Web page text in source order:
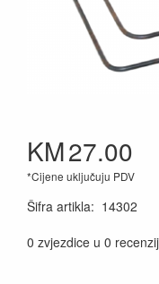
KM27.00
*Cijene uključuju PDV
Šifra artikla: 14302
0 zvjezdice u 0